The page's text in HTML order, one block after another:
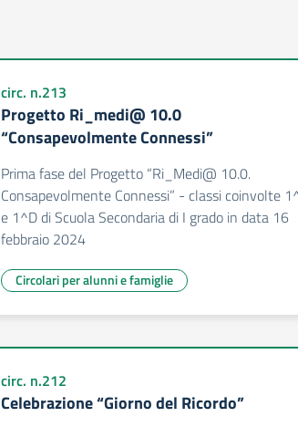
circ. n.213
Progetto Ri_medi@ 10.0
“Consapevolmente Connessi”
Prima fase del Progetto “Ri_Medi@ 10.0.
Consapevolmente Connessi” - classi coinvolte
e 1^D di Scuola Secondaria di I grado in data 16
febbraio 2024
Circolari per alunni e famiglie
circ. n.212
Celebrazione “Giorno del Ricordo”